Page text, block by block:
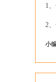
1
2
小